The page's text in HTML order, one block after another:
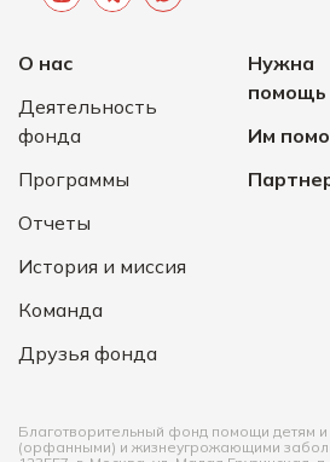
О нас
Деятельность
фонда
Программы
Отчеты
История и миссия
Команда
Друзья фонда
Нужна
помощь
Им
Благотворительный фонд помощи детям
(орфанными) и жизнеугрожающими